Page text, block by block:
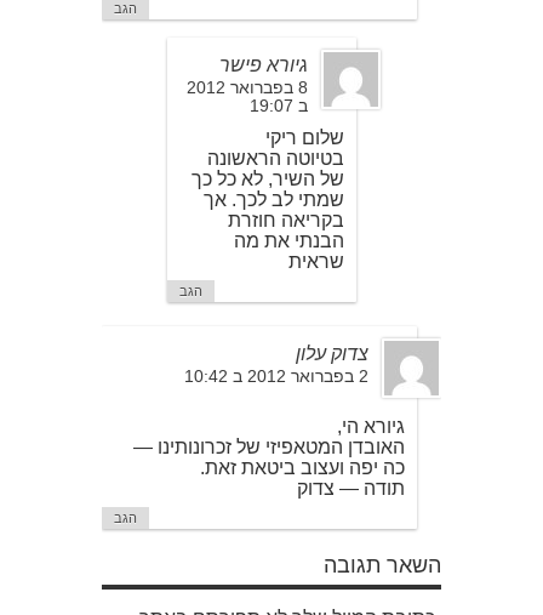
הגב
גיורא פישר
8 בפברואר 2012
ב 19:07
שלום ריקי
בטיוטה הראשונה
של השיר, לא כל כך
שמתי לב לכך. אך
בקריאה חוזרת
הבנתי את מה
שראית
הגב
צדוק עלון
2 בפברואר 2012 ב 10:42
גיורא הי,
האובדן המטאפיזי של זכרונותינו —
כה יפה ועצוב ביטאת זאת.
תודה — צדוק
הגב
השאר תגובה